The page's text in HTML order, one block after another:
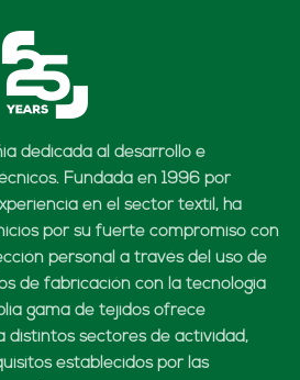
dedicada al desarrollo e
Fundada en 1996 por
en el sector textil, ha
por su fuerte compromiso con
personal a través del uso de
de fabricación con la tecnología
gama de tejidos ofrece
distintos sectores de actividad,
establecidos por las